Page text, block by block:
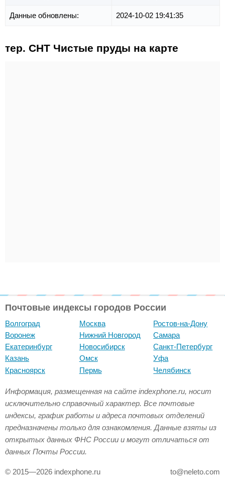
Данные обновлены: 2024-10-02 19:41:35
тер. СНТ Чистые пруды на карте
Почтовые индексы городов России
Волгоград
Воронеж
Екатеринбург
Казань
Красноярск
Москва
Нижний Новгород
Новосибирск
Омск
Пермь
Ростов-на-Дону
Самара
Санкт-Петербург
Уфа
Челябинск
Информация, размещенная на сайте indexphone.ru, носит
исключительно справочный характер. Все почтовые
индексы, график работы и адреса почтовых отделений
предназначены только для ознакомления. Данные взяты из
открытых данных ФНС России и могут отличаться от
данных Почты России.
© 2015—2026 indexphone.ru to@neleto.com